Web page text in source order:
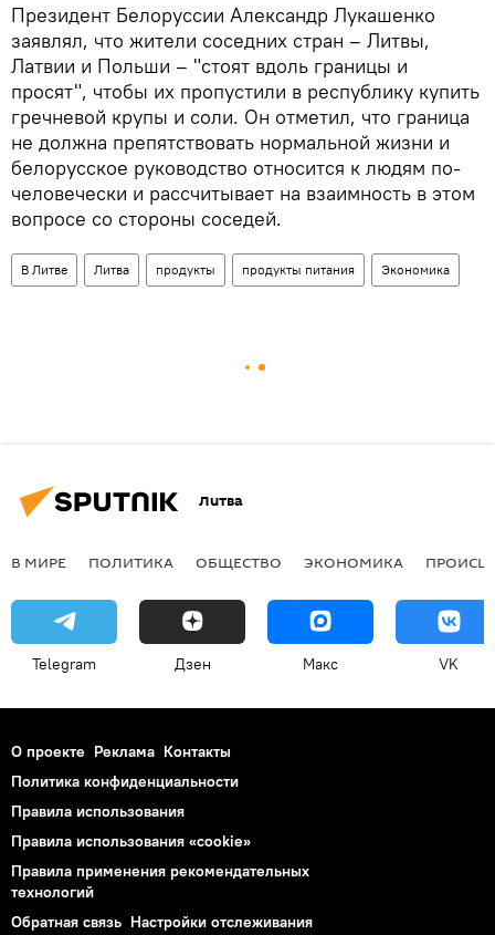
Президент Белоруссии Александр Лукашенко
заявлял, что жители соседних стран – Литвы,
Латвии и Польши – "стоят вдоль границы и
просят", чтобы их пропустили в республику купить
гречневой крупы и соли. Он отметил, что граница
не должна препятствовать нормальной жизни и
белорусское руководство относится к людям по-
человечески и рассчитывает на взаимность в этом
вопросе со стороны соседей.
В Литве Литва продукты продукты питания Экономика
Литва
В МИРЕ ПОЛИТИКА ОБЩЕСТВО ЭКОНОМИКА
Telegram Дзен Макс VK
О проекте Реклама Контакты
Политика конфиденциальности
Правила использования
Правила использования «cookie»
Правила применения рекомендательных
технологий
Обратная связь Настройки отслеживания